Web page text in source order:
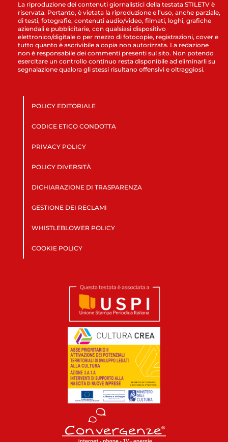
La riproduzione dei contenuti giornalistici della testata STILETV è
riservata. Pertanto, è vietata la riproduzione e l’uso, anche parziale,
di testi, fotografie, contenuti audio/video, filmati, loghi, grafiche
aziendali e pubblicitarie, con qualsiasi dispositivo
elettronico/digitale o per mezzo di fotocopie, registrazioni, cover e
tutto quanto è ascrivibile a copia non autorizzata. La redazione
non è responsabile dei commenti presenti sul sito. Non potendo
esercitare un controllo continuo resta disponibile ad eliminarli su
segnalazione qualora gli stessi risultano offensivi e oltraggiosi.
POLICY EDITORIALE
CODICE ETICO CONDOTTA
PRIVACY POLICY
POLICY DIVERSITÀ
DICHIARAZIONE DI TRASPARENZA
GESTIONE DEI RECLAMI
WHISTLEBLOWER POLICY
COOKIE POLICY